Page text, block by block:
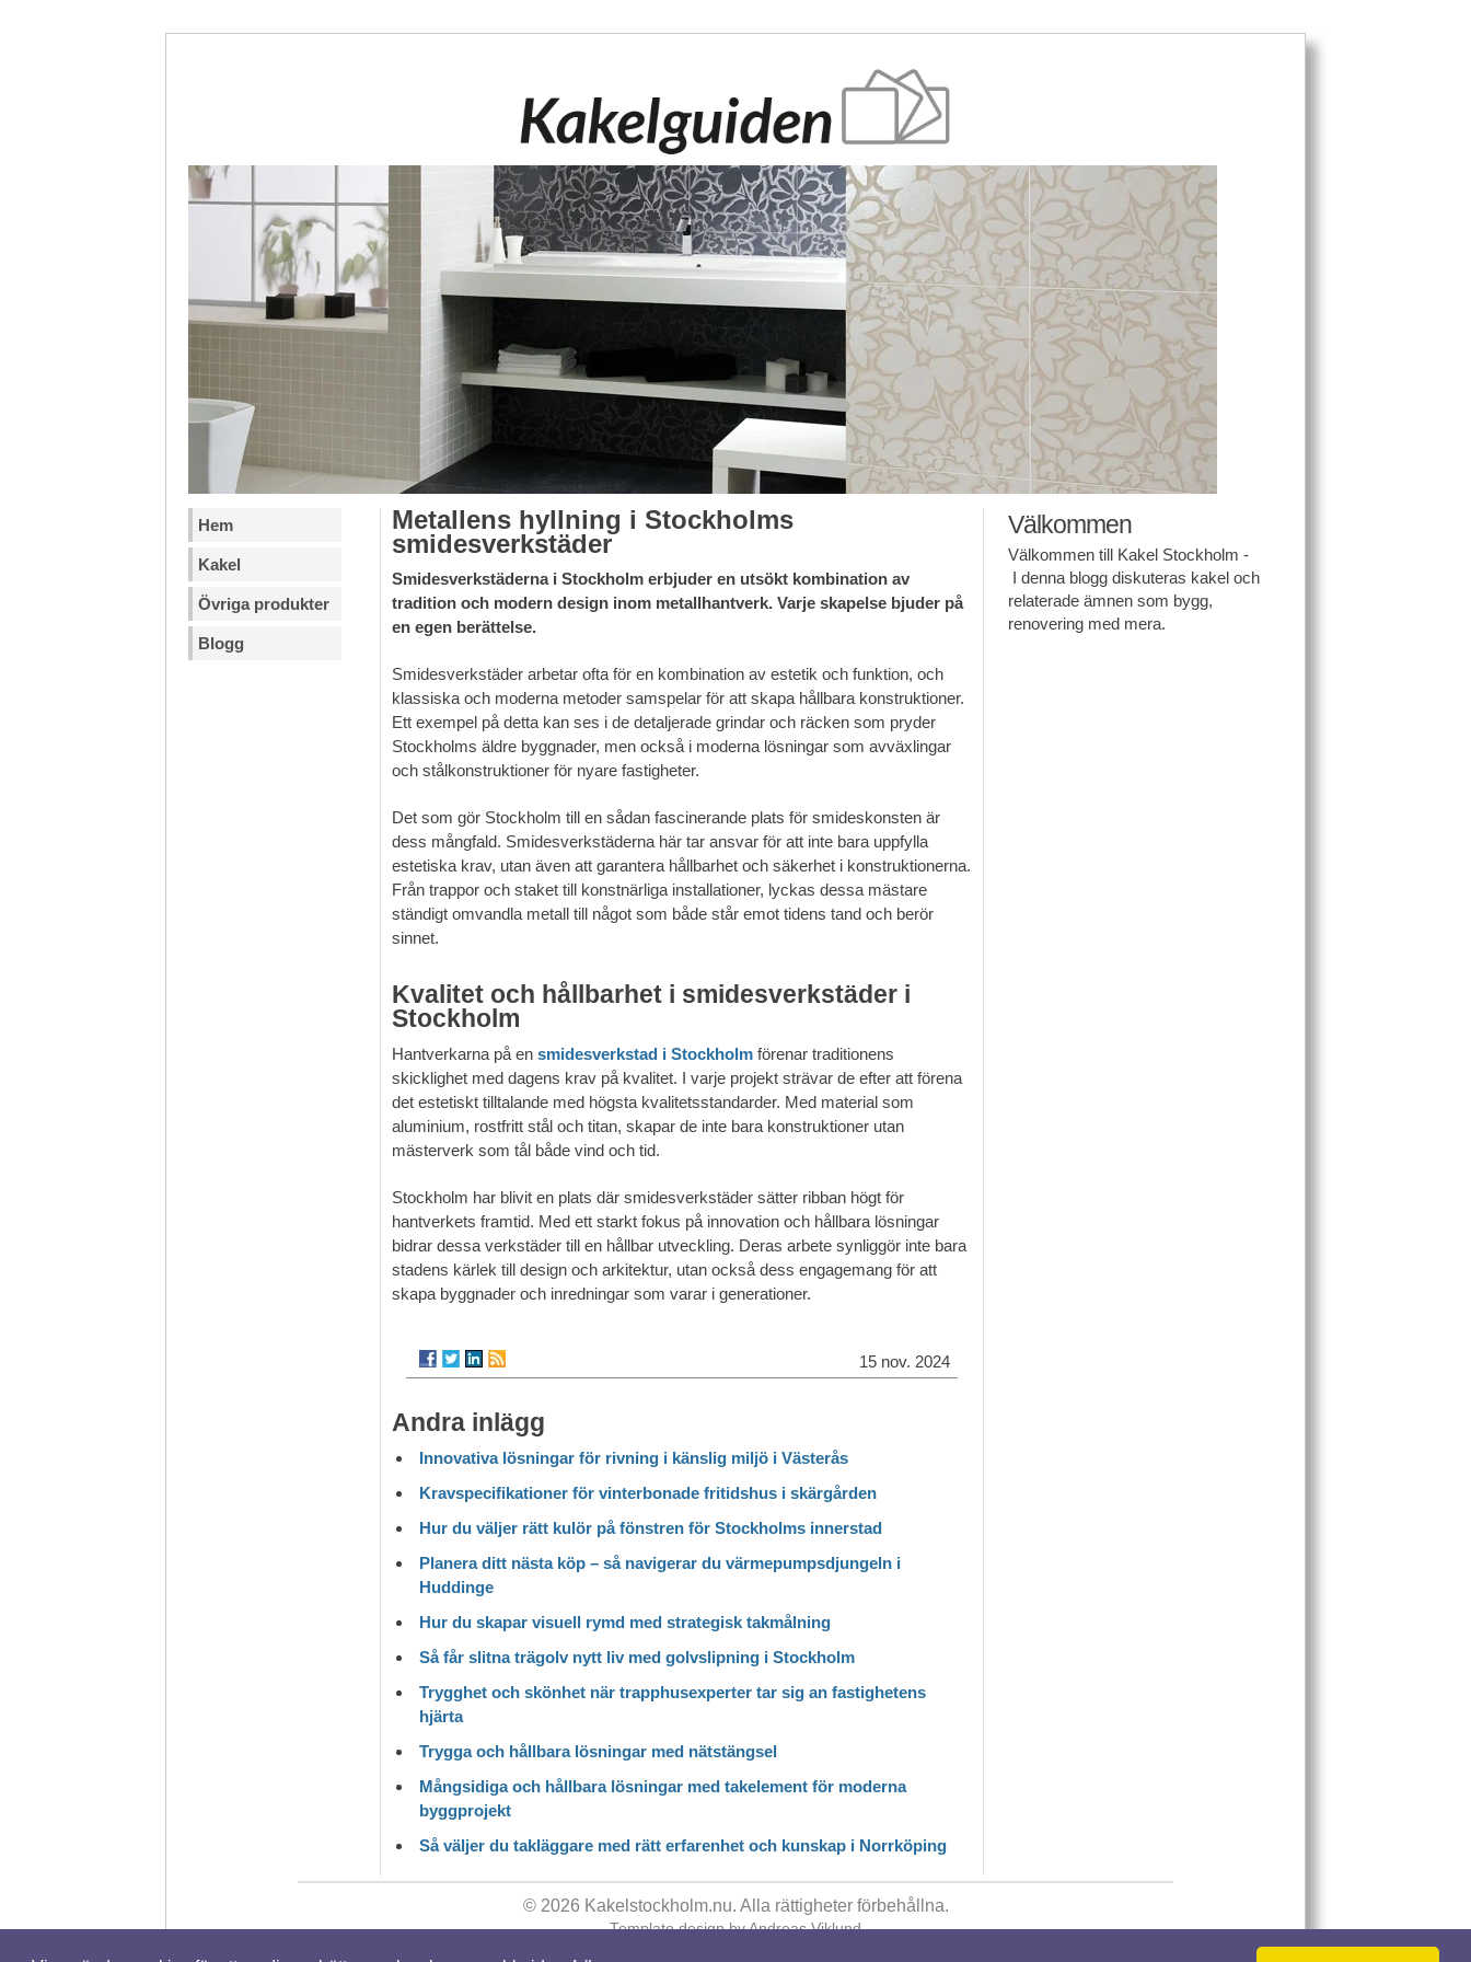
Hem
Kakel
Övriga produkter
Blogg
Metallens hyllning i Stockholms
smidesverkstäder
Smidesverkstäderna i Stockholm erbjuder en utsökt kombination av
tradition och modern design inom metallhantverk. Varje skapelse bjuder på
en egen berättelse.
Smidesverkstäder arbetar ofta för en kombination av estetik och funktion, och
klassiska och moderna metoder samspelar för att skapa hållbara konstruktioner.
Ett exempel på detta kan ses i de detaljerade grindar och räcken som pryder
Stockholms äldre byggnader, men också i moderna lösningar som avväxlingar
och stålkonstruktioner för nyare fastigheter.
Det som gör Stockholm till en sådan fascinerande plats för smideskonsten är
dess mångfald. Smidesverkstäderna här tar ansvar för att inte bara uppfylla
estetiska krav, utan även att garantera hållbarhet och säkerhet i konstruktionerna.
Från trappor och staket till konstnärliga installationer, lyckas dessa mästare
ständigt omvandla metall till något som både står emot tidens tand och berör
sinnet.
Kvalitet och hållbarhet i smidesverkstäder i
Stockholm
Hantverkarna på en smidesverkstad i Stockholm förenar traditionens
skicklighet med dagens krav på kvalitet. I varje projekt strävar de efter att förena
det estetiskt tilltalande med högsta kvalitetsstandarder. Med material som
aluminium, rostfritt stål och titan, skapar de inte bara konstruktioner utan
mästerverk som tål både vind och tid.
Stockholm har blivit en plats där smidesverkstäder sätter ribban högt för
hantverkets framtid. Med ett starkt fokus på innovation och hållbara lösningar
bidrar dessa verkstäder till en hållbar utveckling. Deras arbete synliggör inte bara
stadens kärlek till design och arkitektur, utan också dess engagemang för att
skapa byggnader och inredningar som varar i generationer.
15 nov. 2024
Andra inlägg
Innovativa lösningar för rivning i känslig miljö i Västerås
Kravspecifikationer för vinterbonade fritidshus i skärgården
Hur du väljer rätt kulör på fönstren för Stockholms innerstad
Planera ditt nästa köp – så navigerar du värmepumpsdjungeln i
Huddinge
Hur du skapar visuell rymd med strategisk takmålning
Så får slitna trägolv nytt liv med golvslipning i Stockholm
Trygghet och skönhet när trapphusexperter tar sig an fastighetens
hjärta
Trygga och hållbara lösningar med nätstängsel
Mångsidiga och hållbara lösningar med takelement för moderna
byggprojekt
Så väljer du takläggare med rätt erfarenhet och kunskap i Norrköping
Välkommen
Välkommen till Kakel Stockholm -
I denna blogg diskuteras kakel och
relaterade ämnen som bygg,
renovering med mera.
© 2026 Kakelstockholm.nu. Alla rättigheter förbehållna.
Template design byAndreas Viklund